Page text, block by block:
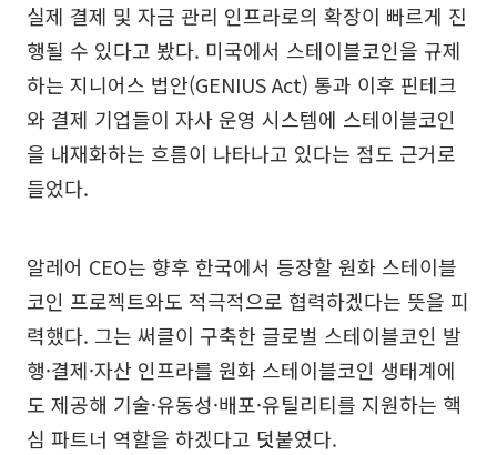
실제 결제 및 자금 관리 인프라로의 확장이 빠르게 진
행될 수 있다고 봤다. 미국에서 스테이블코인을 규제
하는 지니어스 법안(GENIUS Act) 통과 이후 핀테크
와 결제 기업들이 자사 운영 시스템에 스테이블코인
을 내재화하는 흐름이 나타나고 있다는 점도 근거로
들었다.
알레어 CEO는 향후 한국에서 등장할 원화 스테이블
코인 프로젝트와도 적극적으로 협력하겠다는 뜻을 피
력했다. 그는 써클이 구축한 글로벌 스테이블코인 발
행·결제·자산 인프라를 원화 스테이블코인 생태계에
도 제공해 기술·유동성·배포·유틸리티를 지원하는 핵
심 파트너 역할을 하겠다고 덧붙였다.